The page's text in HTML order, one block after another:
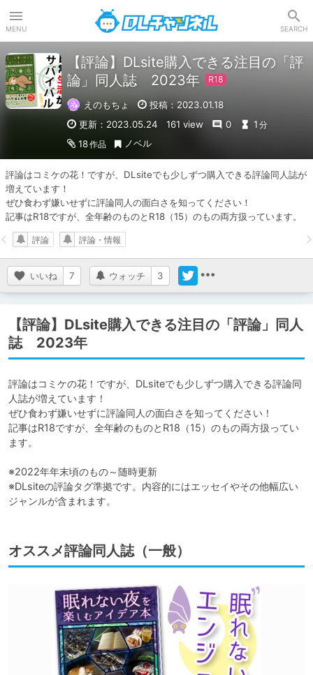
MENU SEARCH
【評論】DLsite購入できる注目の「評
論」同人誌 2023年
えのもちょ
投稿：2023.01.18
更新：2023.05.24
161 view 0 1 分
18作品 ノベル
評論はコミケの花！ですが、DLsiteでも少しずつ購入できる評論同人誌が
増えています！
ぜひ食わず嫌いせずに評論同人の面白さを知ってください！
記事はR18ですが、全年齢のものとR18（15）のもの両方扱っています。
いいね 7 ウォッチ 3
評論 評論・情報
【評論】DLsite購入できる注目の「評論」同人
誌 2023年
評論はコミケの花！ですが、DLsiteでも少しずつ購入できる評論同
人誌が増えています！
ぜひ食わず嫌いせずに評論同人の面白さを知ってください！
記事はR18ですが、全年齢のものとR18（15）のもの両方扱ってい
ます。
※2022年年末頃のもの～随時更新
※DLsiteの評論タグ準拠です。内容的にはエッセイやその他幅広い
ジャンルが含まれます。
オススメ評論同人誌（一般）